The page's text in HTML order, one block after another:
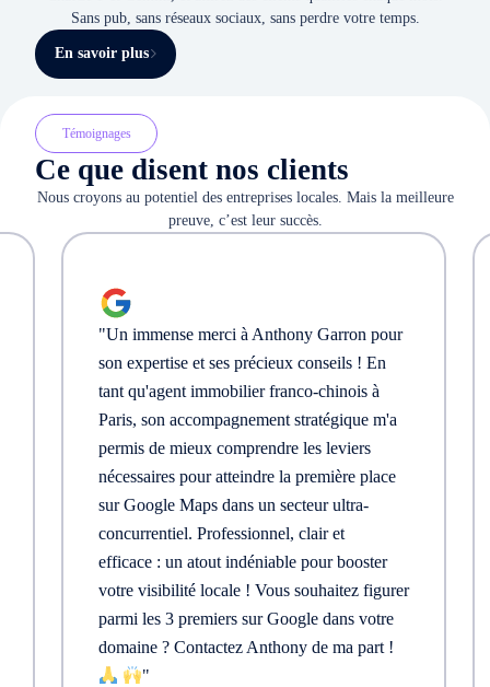
Sans pub, sans réseaux sociaux, sans perdre votre temps.
En savoir plus
Témoignages
Ce que disent nos clients
Nous croyons au potentiel des entreprises locales. Mais la meilleure
preuve, c’est leur succès.
"Un immense merci à Anthony Garron pour
son expertise et ses précieux conseils ! En
tant qu'agent immobilier franco-chinois à
Paris, son accompagnement stratégique m'a
permis de mieux comprendre les leviers
nécessaires pour atteindre la première place
sur Google Maps dans un secteur ultra-
concurrentiel. Professionnel, clair et
efficace : un atout indéniable pour booster
votre visibilité locale ! Vous souhaitez figurer
parmi les 3 premiers sur Google dans votre
domaine ? Contactez Anthony de ma part !
"